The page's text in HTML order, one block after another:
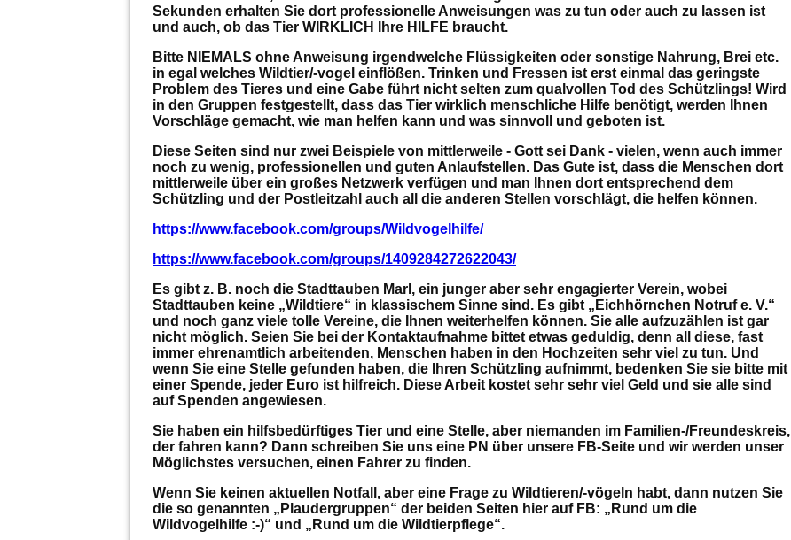
Sekunden erhalten Sie dort professionelle Anweisungen was zu tun oder auch zu lassen ist
und auch, ob das Tier WIRKLICH Ihre HILFE braucht.
Bitte NIEMALS ohne Anweisung irgendwelche Flüssigkeiten oder sonstige Nahrung, Brei etc.
in egal welches Wildtier/-vogel einflößen. Trinken und Fressen ist erst einmal das geringste
Problem des Tieres und eine Gabe führt nicht selten zum qualvollen Tod des Schützlings! Wird
in den Gruppen festgestellt, dass das Tier wirklich menschliche Hilfe benötigt, werden Ihnen
Vorschläge gemacht, wie man helfen kann und was sinnvoll und geboten ist.
Diese Seiten sind nur zwei Beispiele von mittlerweile - Gott sei Dank - vielen, wenn auch immer
noch zu wenig, professionellen und guten Anlaufstellen. Das Gute ist, dass die Menschen dort
mittlerweile über ein großes Netzwerk verfügen und man Ihnen dort entsprechend dem
Schützling und der Postleitzahl auch all die anderen Stellen vorschlägt, die helfen können.
https://www.facebook.com/groups/Wildvogelhilfe/
https://www.facebook.com/groups/1409284272622043/
Es gibt z. B. noch die Stadttauben Marl, ein junger aber sehr engagierter Verein, wobei
Stadttauben keine „Wildtiere“ in klassischem Sinne sind. Es gibt „Eichhörnchen Notruf e. V.“
und noch ganz viele tolle Vereine, die Ihnen weiterhelfen können. Sie alle aufzuzählen ist gar
nicht möglich. Seien Sie bei der Kontaktaufnahme bittet etwas geduldig, denn all diese, fast
immer ehrenamtlich arbeitenden, Menschen haben in den Hochzeiten sehr viel zu tun. Und
wenn Sie eine Stelle gefunden haben, die Ihren Schützling aufnimmt, bedenken Sie sie bitte mit
einer Spende, jeder Euro ist hilfreich. Diese Arbeit kostet sehr sehr viel Geld und sie alle sind
auf Spenden angewiesen.
Sie haben ein hilfsbedürftiges Tier und eine Stelle, aber niemanden im Familien-/Freundeskreis,
der fahren kann? Dann schreiben Sie uns eine PN über unsere FB-Seite und wir werden unser
Möglichstes versuchen, einen Fahrer zu finden.
Wenn Sie keinen aktuellen Notfall, aber eine Frage zu Wildtieren/-vögeln habt, dann nutzen Sie
die so genannten „Plaudergruppen“ der beiden Seiten hier auf FB: „Rund um die
Wildvogelhilfe :-)“ und „Rund um die Wildtierpflege“.